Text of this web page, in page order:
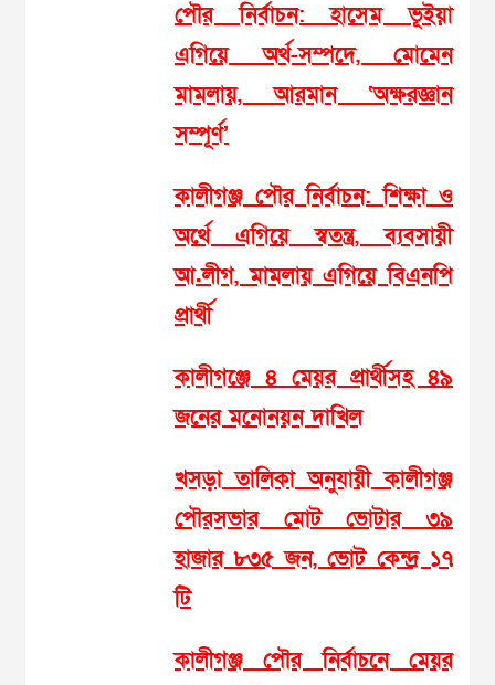
পৌর নির্বাচন: হাসেম ভূইয়া
এগিয়ে অর্থ-সম্পদে, মোমেন
মামলায়, আরমান ‘অক্ষরজ্ঞান
সম্পূর্ণ’
কালীগঞ্জ পৌর নির্বাচন: শিক্ষা ও
অর্থে এগিয়ে স্বতন্ত্র, ব্যবসায়ী
আ.লীগ, মামলায় এগিয়ে বিএনপি
প্রার্থী
কালীগঞ্জে ৪ মেয়র প্রার্থীসহ ৪৯
জনের মনোনয়ন দাখিল
খসড়া তালিকা অনুযায়ী কালীগঞ্জ
পৌরসভার মোট ভোটার ৩৯
হাজার ৮৩৫ জন, ভোট কেন্দ্র ১৭
টি
কালীগঞ্জ পৌর নির্বাচনে মেয়র